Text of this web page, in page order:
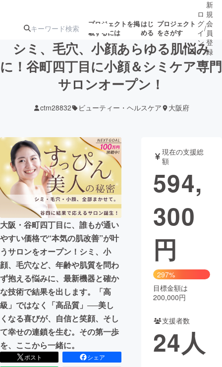
プロジェクトを掲
載するには
はじ
める
プロジェクト
をさがす
注目のリ
注目の新着プロ募集終了が近いプ
テクノロジー・ガジェット
映像・映画 書籍・雑誌
ビジネス・起業 チャレンジ
まちづくり・地域活性化
CAMPFIRE for Social Good
CAMPFIRE Creation
CAMPFIREふるさと納税
コミュニティ
ロ
グ
イ
ン
/
新
規
会
員
登
録
シミ、毛穴、小顔あらゆる肌悩み
に！谷町四丁目に小顔＆シミケア専門
サロンオープン！
ctm28832 ビューティー・ヘルスケア 大阪府
大阪・谷町四丁目に、誰もが通い
やすい価格で“本気の肌改善”が叶
うサロンをオープン！シミ、小
顔、毛穴など、年齢や肌質を問わ
ず抱える悩みに、最新機器と確か
な技術で結果を出します。「高
級」ではなく「高品質」──美し
くなる喜びが、自信と笑顔、そし
て幸せの連鎖を生む。その第一歩
を、ここから一緒に。
ポスト
シェア
現在の支援総
額
594,
300
円
297%
目標金額は
200,000円
支援者数
24人